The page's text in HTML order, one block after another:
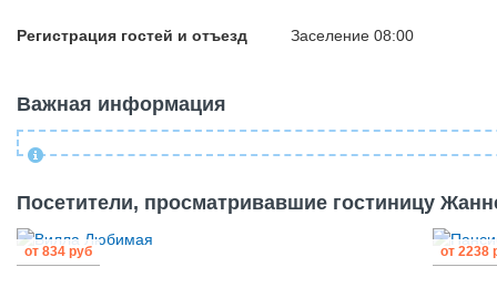
Регистрация гостей и отъезд Заселение 08:00
Важная информация
Посетители, просматривавшие гостиницу
от 834 руб от 2238